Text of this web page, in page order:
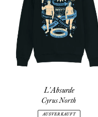
L'Absurde
Cyrus North
AUSVERKAUFT